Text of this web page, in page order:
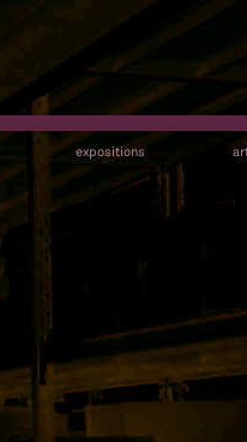
expositions